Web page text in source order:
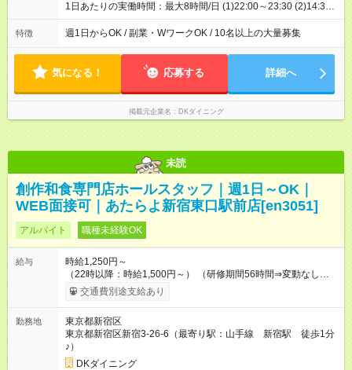
1日あたりの実働時間：最大8時間/日 (1)22:00～23:30 (2)14:30
～22:00 ※上記時間から1日3時間～/週1日～OK◎ ※勤務時間の
変動の可能性あり ※22時以降勤務は、18歳以上(法令による) ※
迎♪
特徴 週1日からOK / 副業・WワークOK / 10名以上の大量募集
気になる！ 応募する 詳細へ
掲載元企業名 DKダイニング
未読
創作和食専門店ホールスタッフ｜週1日～OK｜
WEB面接可｜あたらよ新宿東口駅前店[en3051]
アルバイト 職種未経験OK
給与
時給1,250円～
（22時以降：時給1,500円～） （研修期間56時間⇒変動なし） ■
食事補助あり⇒1食200円 ■友人紹介制度あり⇒1人紹介につき最
大3万円支給！ 【試用期間】試用期間なし
交通費別途支給あり
勤務地
東京都新宿区
東京都新宿区新宿3-26-6（最寄り駅：山手線 新宿駅 徒歩1分
♪）
DKダイニング